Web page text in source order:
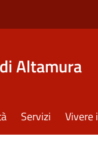
Altamura
Servizi Vivere